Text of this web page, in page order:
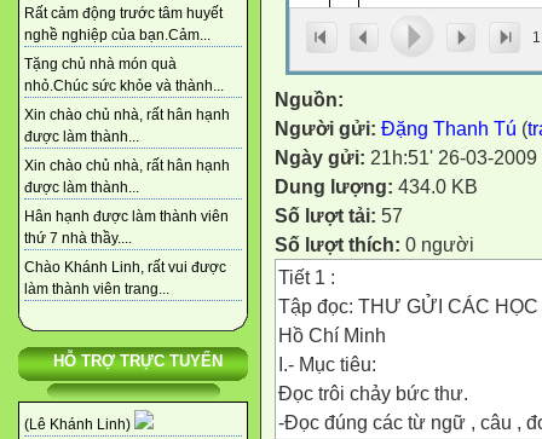
Rất cảm động trước tâm huyết
nghề nghiệp của bạn.Cảm...
Tặng chủ nhà món quà
nhỏ.Chúc sức khỏe và thành...
Xin chào chủ nhà, rất hân hạnh
được làm thành...
Xin chào chủ nhà, rất hân hạnh
được làm thành...
Hân hạnh được làm thành viên
thứ 7 nhà thầy....
Chào Khánh Linh, rất vui được
làm thành viên trang...
HỖ TRỢ TRỰC TUYẾN
(Lê Khánh Linh)
1
Nguồn:
Người gửi: Đặng Thanh Tú (
Ngày gửi: 21h:51' 26-03-2009
Dung lượng: 434.0 KB
Số lượt tải: 57
Số lượt thích: 0 người
Tiết 1 :
Tập đọc: THƯ GỬI CÁC
Hồ Chí Minh
I.- Mục tiêu:
Đọc trôi chảy bức thư.
-Đọc đúng các từ ngữ , câu ,